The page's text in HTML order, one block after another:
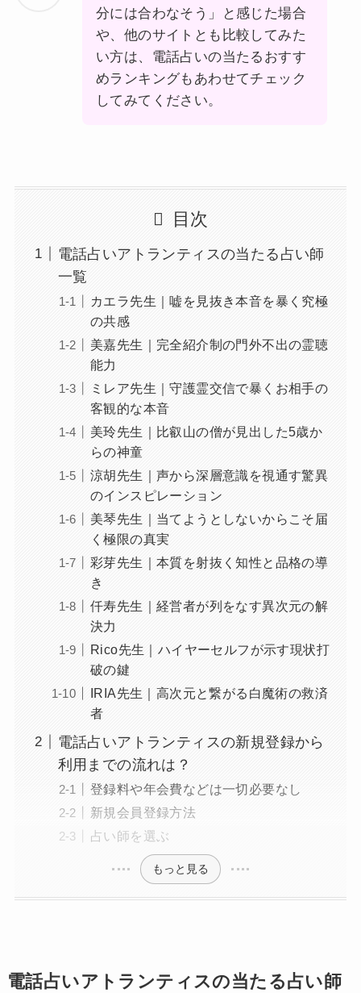
分には合わなそう」と感じた場合
や、他のサイトとも比較してみた
い方は、電話占いの当たるおすす
めランキングもあわせてチェック
してみてください。
目次
電話占いアトランティスの当たる占い師
一覧
カエラ先生｜嘘を見抜き本音を暴く究極
の共感
美嘉先生｜完全紹介制の門外不出の霊聴
能力
ミレア先生｜守護霊交信で暴くお相手の
客観的な本音
美玲先生｜比叡山の僧が見出した5歳か
らの神童
涼胡先生｜声から深層意識を視通す驚異
のインスピレーション
美琴先生｜当てようとしないからこそ届
く極限の真実
彩芽先生｜本質を射抜く知性と品格の導
き
仟寿先生｜経営者が列をなす異次元の解
決力
Rico先生｜ハイヤーセルフが示す現状打
破の鍵
IRIA先生｜高次元と繋がる白魔術の救済
者
電話占いアトランティスの新規登録から
利用までの流れは？
登録料や年会費などは一切必要なし
新規会員登録方法
占い師を選ぶ
もっと見る
電話占いアトランティスの当たる占い師